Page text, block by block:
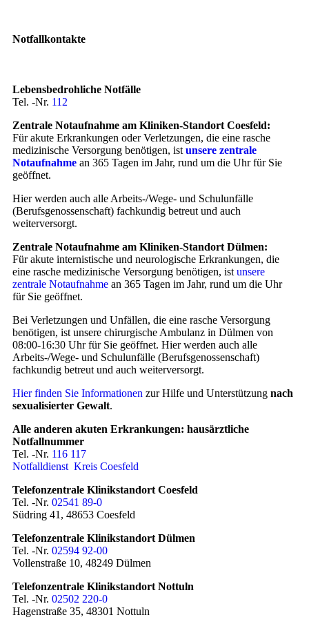
Notfallkontakte
Lebensbedrohliche Notfälle
Tel. -Nr. 112
Zentrale Notaufnahme am Kliniken-Standort Coesfeld:
Für akute Erkrankungen oder Verletzungen, die eine rasche
medizinische Versorgung benötigen, ist unsere zentrale
Notaufnahme an 365 Tagen im Jahr, rund um die Uhr für Sie
geöffnet.
Hier werden auch alle Arbeits-/Wege- und Schulunfälle
(Berufsgenossenschaft) fachkundig betreut und auch
weiterversorgt.
Zentrale Notaufnahme am Kliniken-Standort Dülmen:
Für akute internistische und neurologische Erkrankungen, die
eine rasche medizinische Versorgung benötigen, ist unsere
zentrale Notaufnahme an 365 Tagen im Jahr, rund um die Uhr
für Sie geöffnet.
Bei Verletzungen und Unfällen, die eine rasche Versorgung
benötigen, ist unsere chirurgische Ambulanz in Dülmen von
08:00-16:30 Uhr für Sie geöffnet. Hier werden auch alle
Arbeits-/Wege- und Schulunfälle (Berufsgenossenschaft)
fachkundig betreut und auch weiterversorgt.
Hier finden Sie Informationen zur Hilfe und Unterstützung nach
sexualisierter Gewalt.
Alle anderen akuten Erkrankungen: hausärztliche
Notfallnummer
Tel. -Nr. 116 117
Notfalldienst Kreis Coesfeld
Telefonzentrale Klinikstandort Coesfeld
Tel. -Nr. 02541 89-0
Südring 41, 48653 Coesfeld
Telefonzentrale Klinikstandort Dülmen
Tel. -Nr. 02594 92-00
Vollenstraße 10, 48249 Dülmen
Telefonzentrale Klinikstandort Nottuln
Tel. -Nr. 02502 220-0
Hagenstraße 35, 48301 Nottuln